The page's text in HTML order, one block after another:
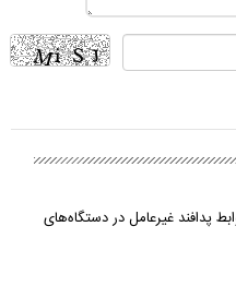
پدافند غیرعامل در دستگاه‌های